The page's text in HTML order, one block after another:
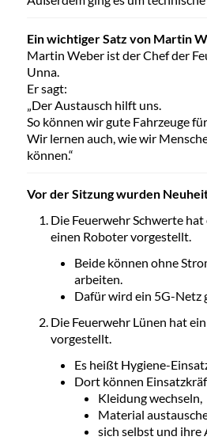
Ein wichtiger Satz von Martin
Martin Weber ist der Chef der
Unna.
Er sagt:
„Der Austausch hilft uns.
So können wir gute Fahrzeuge
Wir lernen auch, wie wir
können.“
Vor der Sitzung wurden
Die Feuerwehr Schwerte
einen Roboter vorgestellt.
Beide können ohne
arbeiten.
Dafür wird ein 5G-Netz
Die Feuerwehr Lünen hat
vorgestellt.
Es heißt Hygiene-
Dort können
Kleidung wechseln,
Material
sich selbst und ihre